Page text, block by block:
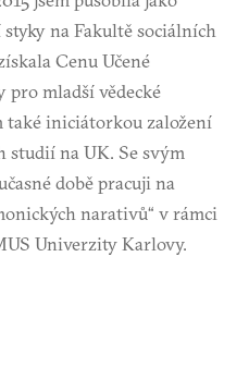
na Fakultě sociálních
Cenu Učené
pro mladší vědecké
také iniciátorkou založení
studií na UK. Se svým
době pracuji na
narativů“ v rámci
Univerzity Karlovy.